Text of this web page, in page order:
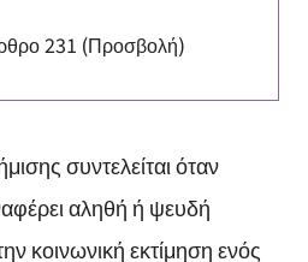
231 (Προσβολή)
συντελείται όταν
αληθή ή ψευδή
κοινωνική εκτίμηση ενός